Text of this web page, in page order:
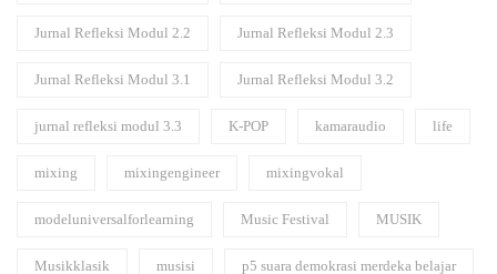
Jurnal Refleksi Modul 2.2 Jurnal Refleksi Modul 2.3
Jurnal Refleksi Modul 3.1 Jurnal Refleksi Modul 3.2
jurnal refleksi modul 3.3 K-POP kamaraudio life
mixing mixingengineer mixingvokal
modeluniversalforlearning Music Festival MUSIK
Musikklasik musisi p5 suara demokrasi merdeka belajar